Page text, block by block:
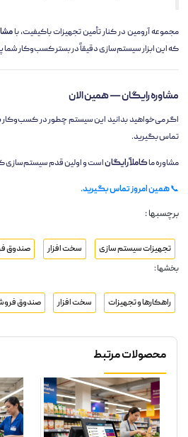
مجموعه آرومین در کنار تأمین تجهیزات باکیفیت، با
که این ابزار سیستم‌سازی دقیقاً در بستر کسب‌وکار
مشاوره رایگان — همین الان
اگر می‌خواهید بدانید این سیستم چطور در کسب‌وکار
تماس بگیرید.
مشاوره ماکاملاً رایگاناست و اولین قدم سیستم‌سازی
📞همین امروز تماس بگیرید.
برچسبها :
تجهیزات سیستم سازی سخت افزار
صندوق
بخشها :
راهکارها و تجهیزات سخت افزار صندوق
محصولات مرتبط